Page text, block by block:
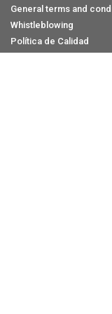
General terms and
Whistleblowing
Política de Calidad